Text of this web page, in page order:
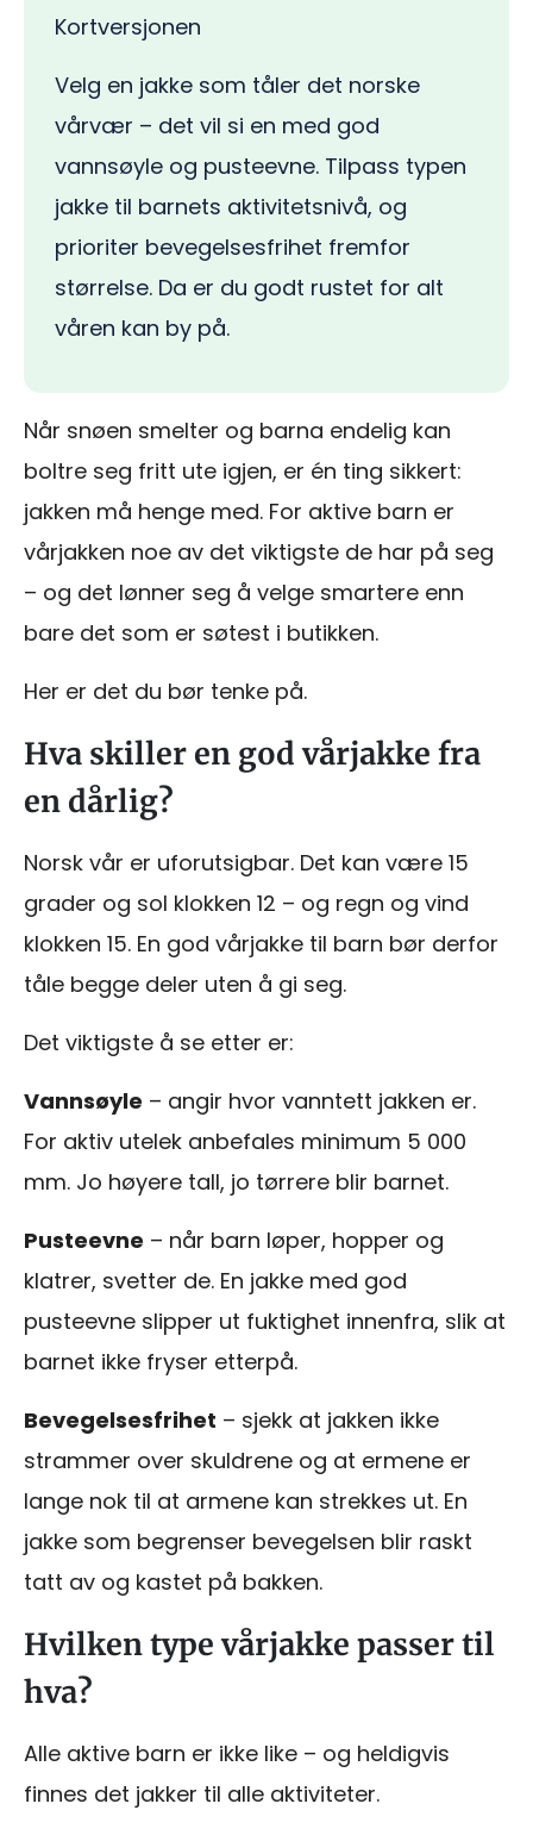
Kortversjonen
Velg en jakke som tåler det norske
vårvær – det vil si en med god
vannsøyle og pusteevne. Tilpass typen
jakke til barnets aktivitetsnivå, og
prioriter bevegelsesfrihet fremfor
størrelse. Da er du godt rustet for alt
våren kan by på.
Når snøen smelter og barna endelig kan
boltre seg fritt ute igjen, er én ting sikkert:
jakken må henge med. For aktive barn er
vårjakken noe av det viktigste de har på seg
– og det lønner seg å velge smartere enn
bare det som er søtest i butikken.
Her er det du bør tenke på.
Hva skiller en god vårjakke fra
en dårlig?
Norsk vår er uforutsigbar. Det kan være 15
grader og sol klokken 12 – og regn og vind
klokken 15. En god vårjakke til barn bør derfor
tåle begge deler uten å gi seg.
Det viktigste å se etter er:
Vannsøyle – angir hvor vanntett jakken er.
For aktiv utelek anbefales minimum 5 000
mm. Jo høyere tall, jo tørrere blir barnet.
Pusteevne – når barn løper, hopper og
klatrer, svetter de. En jakke med god
pusteevne slipper ut fuktighet innenfra, slik at
barnet ikke fryser etterpå.
Bevegelsesfrihet – sjekk at jakken ikke
strammer over skuldrene og at ermene er
lange nok til at armene kan strekkes ut. En
jakke som begrenser bevegelsen blir raskt
tatt av og kastet på bakken.
Hvilken type vårjakke passer til
hva?
Alle aktive barn er ikke like – og heldigvis
finnes det jakker til alle aktiviteter.